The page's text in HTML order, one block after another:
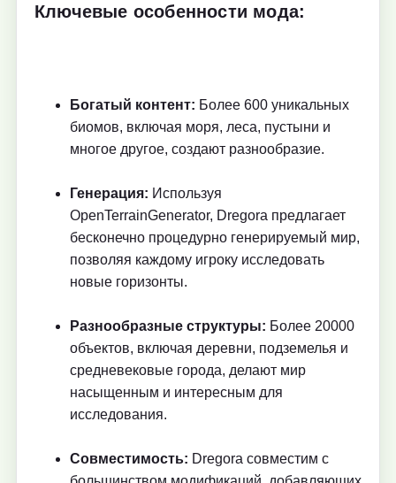
Ключевые особенности мода:
Богатый контент: Более 600 уникальных
биомов, включая моря, леса, пустыни и
многое другое, создают разнообразие.
Генерация: Используя
OpenTerrainGenerator, Dregora предлагает
бесконечно процедурно генерируемый мир,
позволяя каждому игроку исследовать
новые горизонты.
Разнообразные структуры: Более 20000
объектов, включая деревни, подземелья и
средневековые города, делают мир
насыщенным и интересным для
исследования.
Совместимость: Dregora совместим с